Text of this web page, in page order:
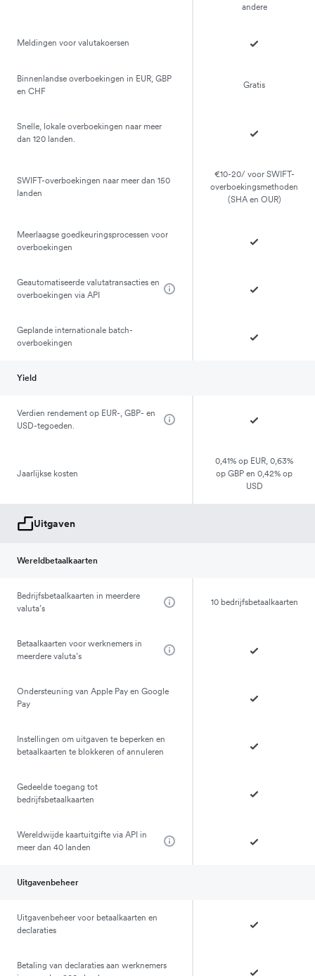
andere
Meldingen voor valutakoersen
Binnenlandse overboekingen in EUR, GBP
en CHF
Gratis
Snelle, lokale overboekingen naar meer
dan 120 landen.
SWIFT-overboekingen naar meer dan 150
landen
€10-20/ voor SWIFT-
overboekingsmethoden
(SHA en OUR)
Meerlaagse goedkeuringsprocessen voor
overboekingen
Geautomatiseerde valutatransacties en
overboekingen via API
Geplande internationale batch-
overboekingen
Yield
Verdien rendement op EUR-, GBP- en
USD-tegoeden.
Jaarlijkse kosten
0,41% op EUR, 0,63%
op GBP en 0,42% op
USD
Uitgaven
Wereldbetaalkaarten
Bedrijfsbetaalkaarten in meerdere
valuta’s
10 bedrijfsbetaalkaarten
Betaalkaarten voor werknemers in
meerdere valuta’s
Ondersteuning van Apple Pay en Google
Pay
Instellingen om uitgaven te beperken en
betaalkaarten te blokkeren of annuleren
Gedeelde toegang tot
bedrijfsbetaalkaarten
Wereldwijde kaartuitgifte via API in
meer dan 40 landen
Uitgavenbeheer
Uitgavenbeheer voor betaalkaarten en
declaraties
Betaling van declaraties aan werknemers